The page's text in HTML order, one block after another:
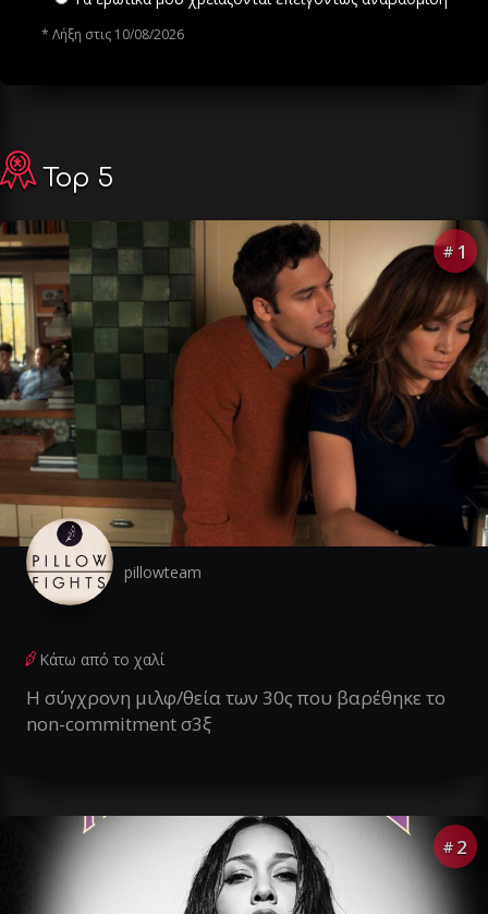
* Λήξη στις 10/08/2026
Top 5
# 1
pillowteam
Κάτω από το χαλί
Η σύγχρονη μιλφ/θεία των 30ς που βαρέθηκε το
non-commitment σ3ξ
# 2